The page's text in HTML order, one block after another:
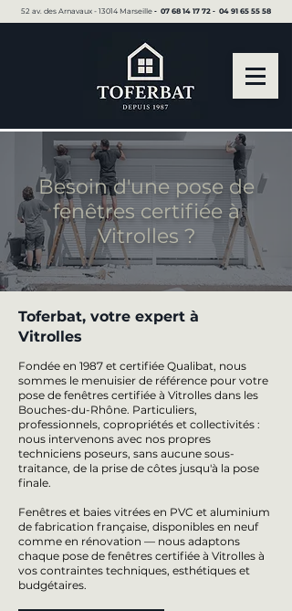
52 av. des Arnavaux - 13014 Marseille ▪︎ 07 68 14 17 72 ▪︎ 04 91 65 55 58
Besoin d'une pose de
fenêtres certifiée à
Vitrolles ?
Toferbat, votre expert à
Vitrolles
Fondée en 1987 et certifiée Qualibat, nous
sommes le menuisier de référence pour votre
pose de fenêtres certifiée à Vitrolles dans les
Bouches-du-Rhône. Particuliers,
professionnels, copropriétés et collectivités :
nous intervenons avec nos propres
techniciens poseurs, sans aucune sous-
traitance, de la prise de côtes jusqu'à la pose
finale.
Fenêtres et baies vitrées en PVC et aluminium
de fabrication française, disponibles en neuf
comme en rénovation — nous adaptons
chaque pose de fenêtres certifiée à Vitrolles à
vos contraintes techniques, esthétiques et
budgétaires.